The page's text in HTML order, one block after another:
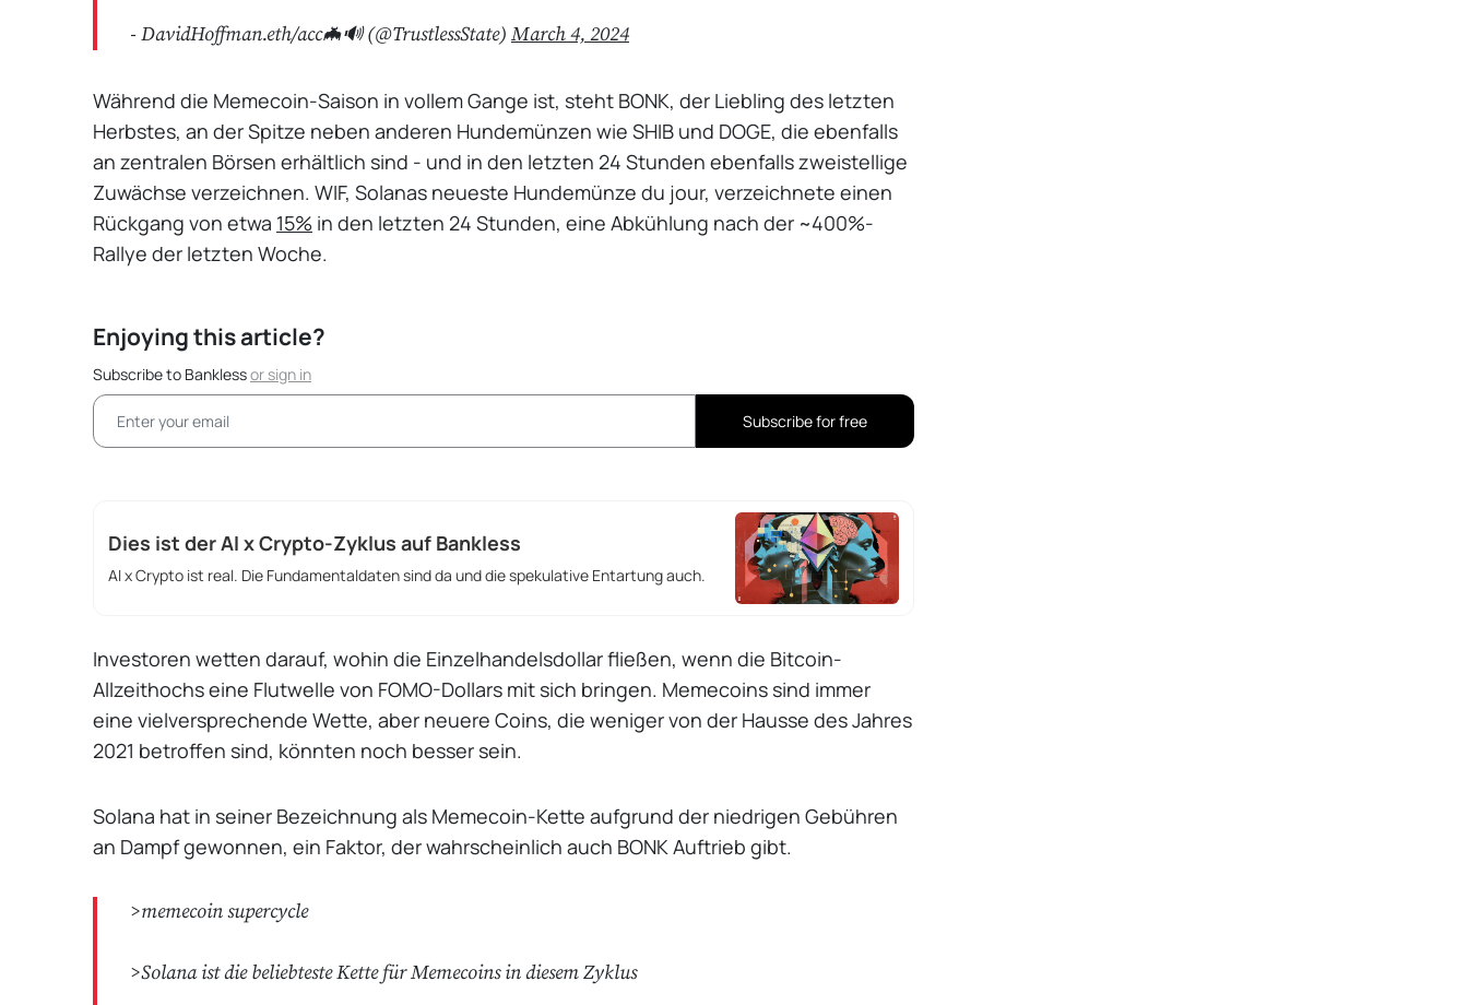
- DavidHoffman.eth/acc🦇🔊 (@TrustlessState) March 4, 2024
Während die Memecoin-Saison in vollem Gange ist, steht BONK, der Liebling des letzten
Herbstes, an der Spitze neben anderen Hundemünzen wie SHIB und DOGE, die ebenfalls
an zentralen Börsen erhältlich sind - und in den letzten 24 Stunden ebenfalls zweistellige
Zuwächse verzeichnen. WIF, Solanas neueste Hundemünze du jour, verzeichnete einen
Rückgang von etwa 15% in den letzten 24 Stunden, eine Abkühlung nach der ~400%-
Rallye der letzten Woche.
Enjoying this article?
Subscribe to Banklessorsign in
Subscribe for free
Dies ist der AI x Crypto-Zyklus auf Bankless
AI x Crypto ist real. Die Fundamentaldaten sind da und die spekulative Entartung auch.
Investoren wetten darauf, wohin die Einzelhandelsdollar fließen, wenn die Bitcoin-
Allzeithochs eine Flutwelle von FOMO-Dollars mit sich bringen. Memecoins sind immer
eine vielversprechende Wette, aber neuere Coins, die weniger von der Hausse des Jahres
2021 betroffen sind, könnten noch besser sein.
Solana hat in seiner Bezeichnung als Memecoin-Kette aufgrund der niedrigen Gebühren
an Dampf gewonnen, ein Faktor, der wahrscheinlich auch BONK Auftrieb gibt.
>memecoin supercycle
>Solana ist die beliebteste Kette für Memecoins in diesem Zyklus